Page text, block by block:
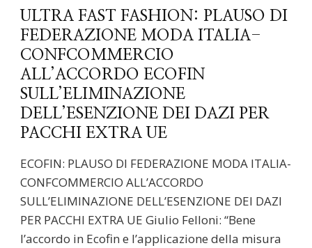
ULTRA FAST FASHION: PLAUSO DI
FEDERAZIONE MODA ITALIA-
CONFCOMMERCIO
ALL’ACCORDO ECOFIN
SULL’ELIMINAZIONE
DELL’ESENZIONE DEI DAZI PER
PACCHI EXTRA UE
ECOFIN: PLAUSO DI FEDERAZIONE MODA ITALIA-
CONFCOMMERCIO ALL’ACCORDO
SULL’ELIMINAZIONE DELL’ESENZIONE DEI DAZI
PER PACCHI EXTRA UE Giulio Felloni: “Bene
l’accordo in Ecofin e l’applicazione della misura